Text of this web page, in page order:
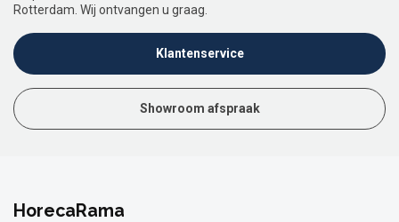
Rotterdam. Wij ontvangen u graag.
Klantenservice
Showroom afspraak
HorecaRama